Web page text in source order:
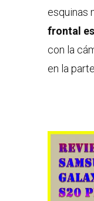
esquinas
frontal
con la
en la